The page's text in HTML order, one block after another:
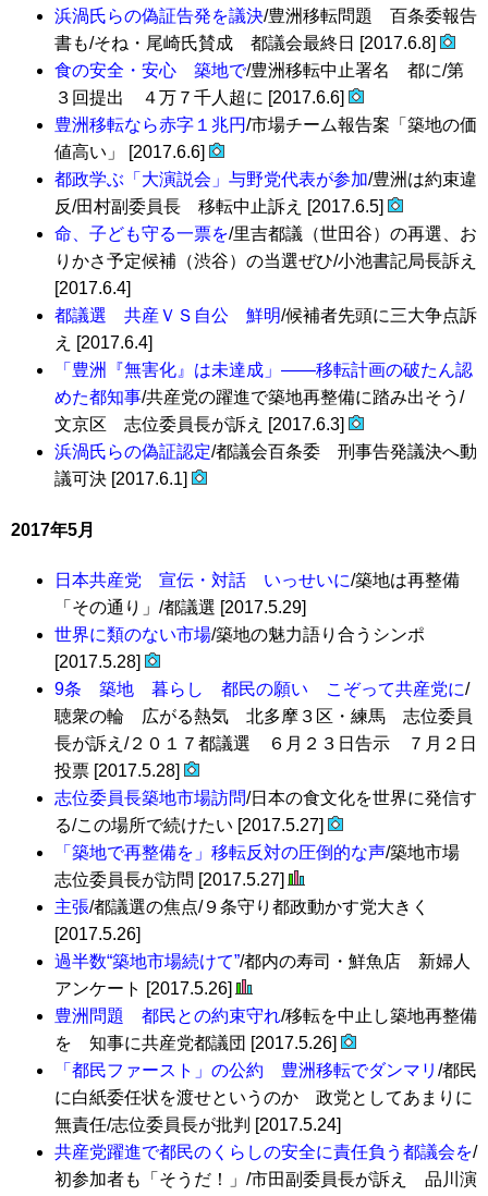
浜渦氏らの偽証告発を議決/豊洲移転問題 百条委報告
書も/そね・尾崎氏賛成 都議会最終日 [2017.6.8]
食の安全・安心 築地で/豊洲移転中止署名 都に/第
３回提出 ４万７千人超に [2017.6.6]
豊洲移転なら赤字１兆円/市場チーム報告案「築地の価
値高い」 [2017.6.6]
都政学ぶ「大演説会」与野党代表が参加/豊洲は約束違
反/田村副委員長 移転中止訴え [2017.6.5]
命、子ども守る一票を/里吉都議（世田谷）の再選、お
りかさ予定候補（渋谷）の当選ぜひ/小池書記局長訴え
[2017.6.4]
都議選 共産ＶＳ自公 鮮明/候補者先頭に三大争点訴
え [2017.6.4]
「豊洲『無害化』は未達成」――移転計画の破たん認
めた都知事/共産党の躍進で築地再整備に踏み出そう/
文京区 志位委員長が訴え [2017.6.3]
浜渦氏らの偽証認定/都議会百条委 刑事告発議決へ動
議可決 [2017.6.1]
2017年5月
日本共産党 宣伝・対話 いっせいに/築地は再整備
「その通り」/都議選 [2017.5.29]
世界に類のない市場/築地の魅力語り合うシンポ
[2017.5.28]
9条 築地 暮らし 都民の願い こぞって共産党に/
聴衆の輪 広がる熱気 北多摩３区・練馬 志位委員
長が訴え/２０１７都議選 ６月２３日告示 ７月２日
投票 [2017.5.28]
志位委員長築地市場訪問/日本の食文化を世界に発信す
る/この場所で続けたい [2017.5.27]
「築地で再整備を」移転反対の圧倒的な声/築地市場
志位委員長が訪問 [2017.5.27]
主張/都議選の焦点/９条守り都政動かす党大きく
[2017.5.26]
過半数“築地市場続けて”/都内の寿司・鮮魚店 新婦人
アンケート [2017.5.26]
豊洲問題 都民との約束守れ/移転を中止し築地再整備
を 知事に共産党都議団 [2017.5.26]
「都民ファースト」の公約 豊洲移転でダンマリ /都民
に白紙委任状を渡せというのか 政党としてあまりに
無責任/志位委員長が批判 [2017.5.24]
共産党躍進で都民のくらしの安全に責任負う都議会を/
初参加者も「そうだ！」/市田副委員長が訴え 品川演